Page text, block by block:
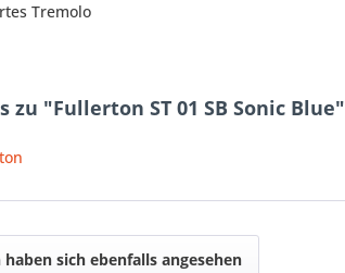
Tremolo
"Fullerton ST 01 SB Sonic Blue"
haben sich ebenfalls angesehen